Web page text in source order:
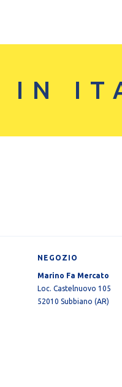
IN
NEGOZIO
Marino Fa Mercato
Loc. Castelnuovo 105
52010 Subbiano (AR)